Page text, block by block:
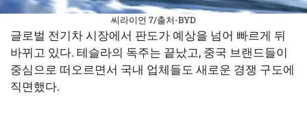
씨라이언 7/출처-BYD
글로벌 전기차 시장에서 판도가 예상을 넘어 빠르게 뒤
바뀌고 있다. 테슬라의 독주는 끝났고, 중국 브랜드들이
중심으로 떠오르면서 국내 업체들도 새로운 경쟁 구도에
직면했다.